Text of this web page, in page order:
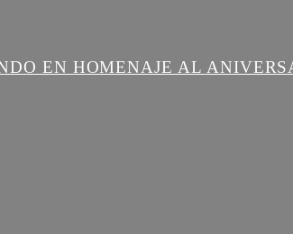
EN HOMENAJE AL